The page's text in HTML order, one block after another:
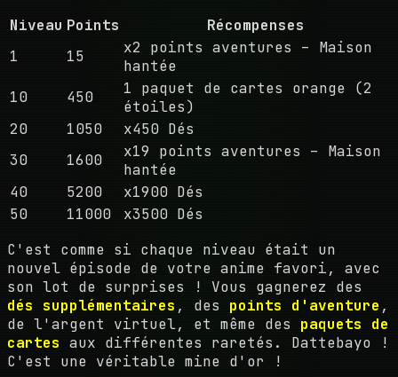
Niveau Points
Récompenses
1
15
x2 points aventures – Maison
hantée
10
450
1 paquet de cartes orange (2
étoiles)
20
1050
x450 Dés
30
1600
x19 points aventures – Maison
hantée
40
5200
x1900 Dés
50
11000
x3500 Dés
C'est comme si chaque niveau était un
nouvel épisode de votre anime favori, avec
son lot de surprises ! Vous gagnerez des
dés supplémentaires , des points d'aventure ,
de l'argent virtuel, et même des paquets de
cartes aux différentes raretés. Dattebayo !
C'est une véritable mine d'or !